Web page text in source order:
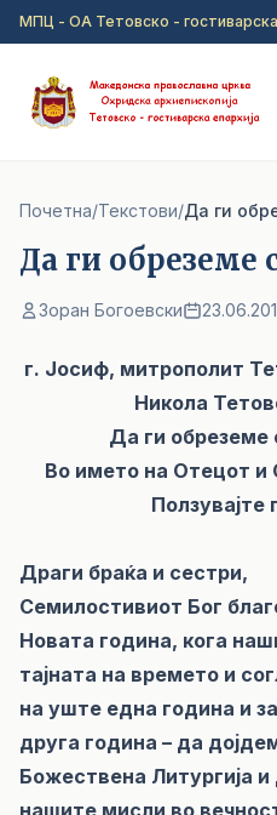
Прејди на главна содржина
МПЦ - ОА Тетовско - гостиварска
Почетна/Текстови/Да ги
Да ги обреземе
Зоран Богоевски
г. Јосиф, митрополит
Никола
Да ги обреземе
Во името на Отецот
Ползувајте
Драги браќа и сестри,
Семилостивиот Бог
Новата година, кога
тајната на времето и
на уште една година и
друга година – да
Божествена Литургија
нашите мисли во